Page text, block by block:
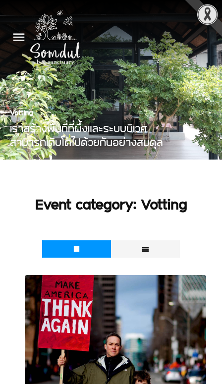
Votting
เราสร้างพื้นที่ที่ผึ้งและระบบนิเวศ
สามารถเติบโตไปด้วยกันอย่างสมดุล
Event category: Votting